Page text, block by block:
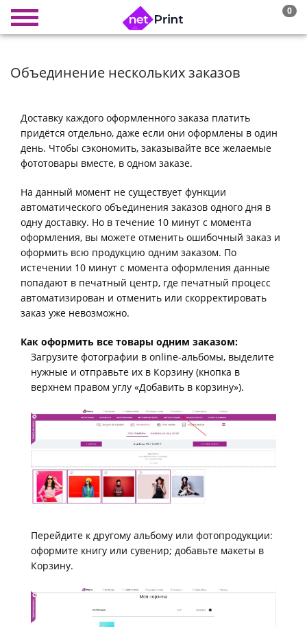
0
Объединение нескольких заказов
Доставку каждого оформленного заказа платить
придётся отдельно, даже если они оформлены в один
день. Чтобы сэкономить, заказывайте все желаемые
фототовары вместе, в одном заказе.
На данный момент не существует функции
автоматического объединения заказов одного дня в
одну доставку. Но в течение 10 минут с момента
оформления, вы можете отменить ошибочный заказ и
оформить всю продукцию одним заказом. По
истечении 10 минут с момента оформления данные
попадают в печатный центр, где печатный процесс
автоматизирован и отменить или скорректировать
заказ уже невозможно.
Как оформить все товары одним заказом:
Загрузите фотографии в online-альбомы, выделите
нужные и отправьте их в Корзину (кнопка в
верхнем правом углу «Добавить в корзину»).
Перейдите к другому альбому или фотопродукции:
оформите книгу или сувенир; добавьте макеты в
Корзину.